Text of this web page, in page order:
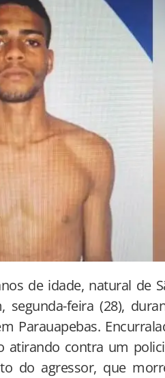
de idade, natural de
feira (28),
Parauapebas.
atirando contra um
do agressor, que